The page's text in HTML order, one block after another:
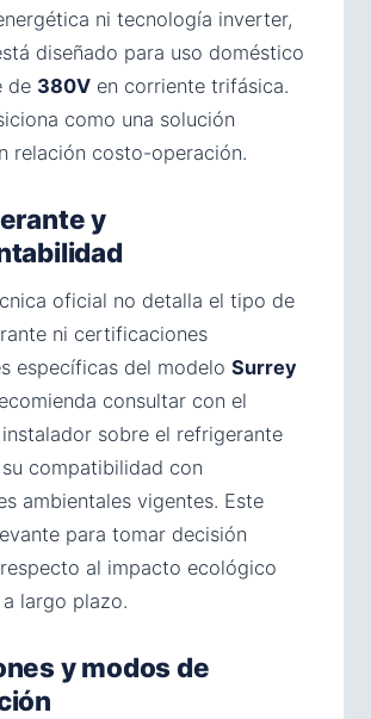
ni tecnología inverter,
diseñado para uso doméstico
de 380V en corriente trifásica.
como una solución
relación costo-operación.
y
oficial no detalla el tipo de
ni certificaciones
específicas del modelo Surrey
consultar con el
sobre el refrigerante
compatibilidad con
ambientales vigentes. Este
para tomar decisión
al impacto ecológico
largo plazo.
y modos de